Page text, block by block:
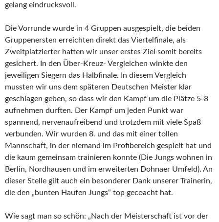
gelang eindrucksvoll.
Die Vorrunde wurde in 4 Gruppen ausgespielt, die beiden
Gruppenersten erreichten direkt das Viertelfinale, als
Zweitplatzierter hatten wir unser erstes Ziel somit bereits
gesichert. In den Über-Kreuz- Vergleichen winkte den
jeweiligen Siegern das Halbfinale. In diesem Vergleich
mussten wir uns dem späteren Deutschen Meister klar
geschlagen geben, so dass wir den Kampf um die Plätze 5-8
aufnehmen durften. Der Kampf um jeden Punkt war
spannend, nervenaufreibend und trotzdem mit viele Spaß
verbunden. Wir wurden 8. und das mit einer tollen
Mannschaft, in der niemand im Profibereich gespielt hat und
die kaum gemeinsam trainieren konnte (Die Jungs wohnen in
Berlin, Nordhausen und im erweiterten Dohnaer Umfeld). An
dieser Stelle gilt auch ein besonderer Dank unserer Trainerin,
die den „bunten Haufen Jungs“ top gecoacht hat.
Wie sagt man so schön: „Nach der Meisterschaft ist vor der